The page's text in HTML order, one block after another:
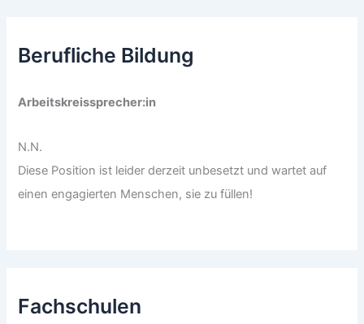
Berufliche Bildung
Arbeitskreissprecher:in
N.N.
Diese Position ist leider derzeit unbesetzt und wartet auf
einen engagierten Menschen, sie zu füllen!
Fachschulen